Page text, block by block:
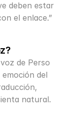
deben estar
el enlace.”
de Perso
del
natural.